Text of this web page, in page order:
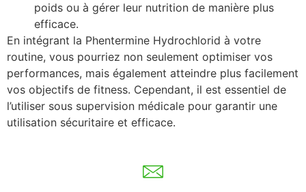
poids ou à gérer leur nutrition de manière plus
efficace.
En intégrant la Phentermine Hydrochlorid à votre
routine, vous pourriez non seulement optimiser vos
performances, mais également atteindre plus facilement
vos objectifs de fitness. Cependant, il est essentiel de
l’utiliser sous supervision médicale pour garantir une
utilisation sécuritaire et efficace.